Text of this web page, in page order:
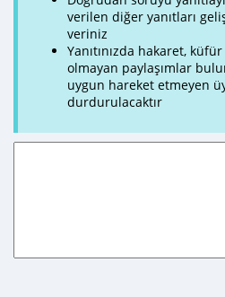
verilen diğer yanıtları
veriniz
Yanıtınızda hakaret,
olmayan paylaşımlar
uygun hareket etmeyen
durdurulacaktır